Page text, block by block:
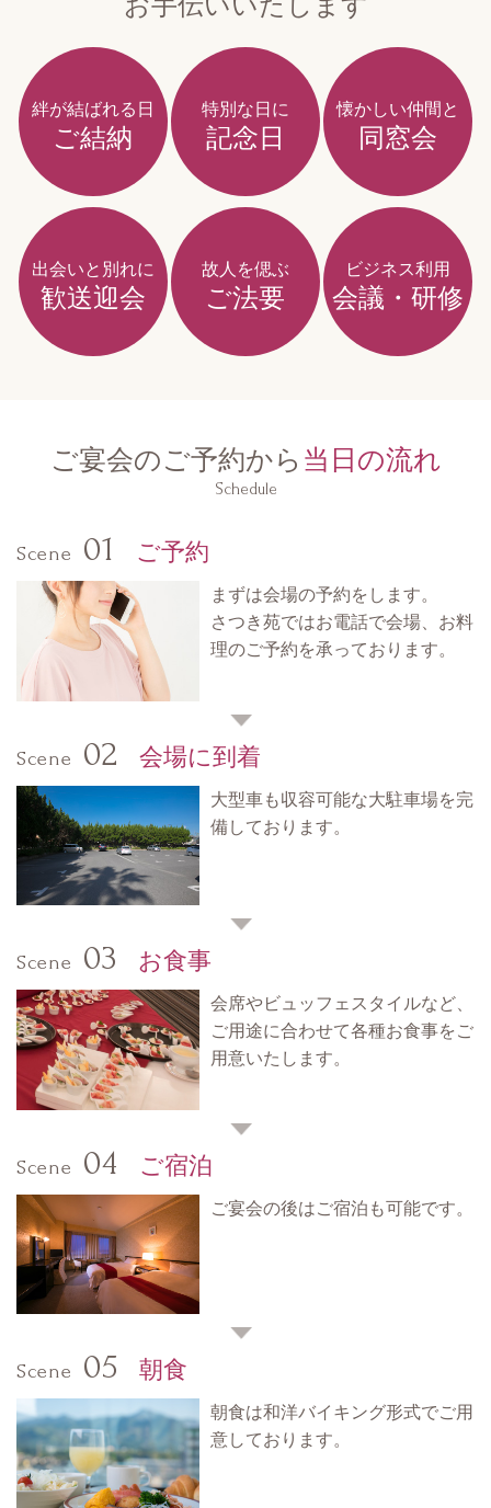
絆が結ばれる日
ご結納
特別な日に
記念日
懐かしい仲間と
同窓会
出会いと別れに
歓送迎会
故人を偲ぶ
ご法要
ビジネス利用
会議・研修
ご宴会のご予約から 当日の流れ
Schedule
Scene 01 ご予約
まずは会場の予約をします。
さつき苑ではお電話で会場、お料
理のご予約を承っております。
Scene 02 会場に到着
大型車も収容可能な大駐車場を完
備しております。
Scene 03 お食事
会席やビュッフェスタイルなど、
ご用途に合わせて各種お食事をご
用意いたします。
Scene 04 ご宿泊
ご宴会の後はご宿泊も可能です。
Scene 05 朝食
朝食は和洋バイキング形式でご用
意しております。